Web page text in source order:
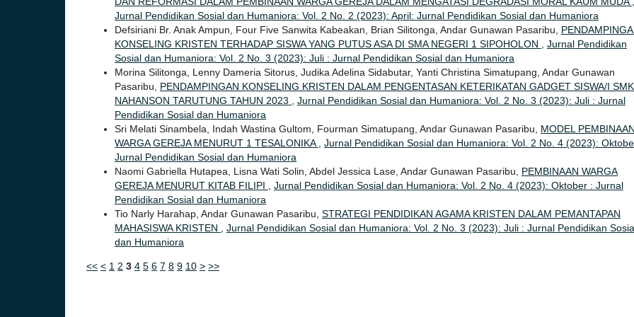
Jurnal Pendidikan Sosial dan Humaniora: Vol. 2 No. 2 (2023): April: Jurnal Pendidikan Sosial dan Humaniora
Defsiriani Br. Anak Ampun, Four Five Sanwita Kabeakan, Brian Silitonga, Andar Gunawan Pasaribu,
KONSELING KRISTEN TERHADAP SISWA YANG PUTUS ASA DI SMA NEGERI 1 SIPOHOLON
Jurnal Pendidikan
Sosial dan Humaniora: Vol. 2 No. 3 (2023): Juli : Jurnal Pendidikan Sosial dan Humaniora
Morina Silitonga, Lenny Dameria Sitorus, Judika Adelina Sidabutar, Yanti Christina Simatupang, Andar Gunawan
Pasaribu, PENDAMPINGAN KONSELING KRISTEN DALAM PENGENTASAN KETERIKATAN GADGET SISWA/I SMK
NAHANSON TARUTUNG TAHUN 2023
Jurnal Pendidikan Sosial dan Humaniora: Vol. 2 No. 3 (2023): Juli : Jurnal
Pendidikan Sosial dan Humaniora
Sri Melati Sinambela, Indah Wastina Gultom, Fourman Simatupang, Andar Gunawan Pasaribu, MODEL PEMBINAAN
WARGA GEREJA MENURUT 1 TESALONIKA
Jurnal Pendidikan Sosial dan Humaniora: Vol. 2 No. 4 (2023):
Jurnal Pendidikan Sosial dan Humaniora
Naomi Gabriella Hutapea, Lisna Wati Solin, Abdel Jessica Lase, Andar Gunawan Pasaribu, PEMBINAAN WARGA
GEREJA MENURUT KITAB FILIPI
Jurnal Pendidikan Sosial dan Humaniora: Vol. 2 No. 4 (2023): Oktober : Jurnal
Pendidikan Sosial dan Humaniora
Tio Narly Harahap, Andar Gunawan Pasaribu, STRATEGI PENDIDIKAN AGAMA KRISTEN DALAM PEMANTAPAN
MAHASISWA KRISTEN
Jurnal Pendidikan Sosial dan Humaniora: Vol. 2 No. 3 (2023): Juli : Jurnal Pendidikan
dan Humaniora
<< < 1 2 3 4 5 6 7 8 9 10 > >>